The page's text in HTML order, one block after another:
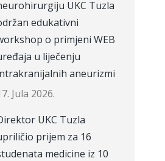
UKC Tuzla
edukativni
o primjeni WEB
u liječenju
aneurizmi
Jula 2026.
UKC Tuzla
prijem za 16
medicine iz 10